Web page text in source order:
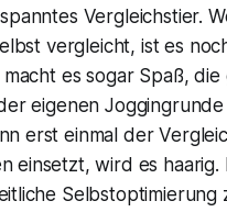
Vergleichstier.
vergleicht, ist es
es sogar Spaß, die
eigenen
erst einmal der
einsetzt, wird es haarig.
Selbstoptimierung